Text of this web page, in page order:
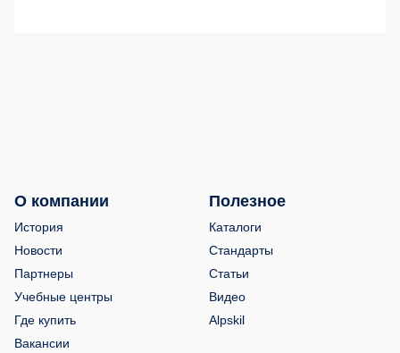
О компании
История
Новости
Партнеры
Учебные центры
Где купить
Вакансии
Полезное
Каталоги
Стандарты
Статьи
Видео
Alpskil